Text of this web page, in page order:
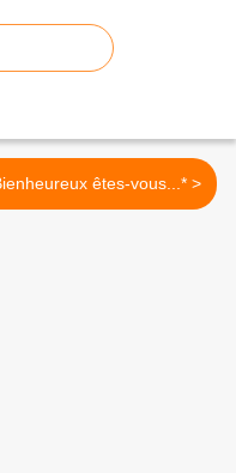
Bienheureux êtes-vous...* >